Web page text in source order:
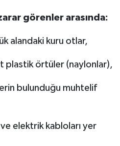
görenler arasında:
alandaki kuru otlar,
plastik örtüler (naylonlar),
bulunduğu muhtelif
elektrik kabloları yer